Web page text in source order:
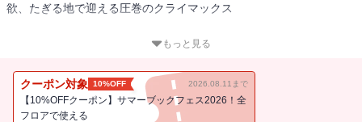
欲、たぎる地で迎える圧巻のクライマックス
時代はバブル全盛に。東京本社に栄転が決まった望月と結婚した佳
瞬く間に贅沢な暮らしに染まっていく。一方の水矢子（みやこ）は
不首尾に終わった受験の余波で、思いがけない流転の生活がスター
トする。そして、バブルに陰りが見え始めた頃、若者たちの運命が
もっと見る
クーポン対象 10%OFF 2026.08.11まで
【10%OFFクーポン】サマーブックフェス2026！全
フロアで使える